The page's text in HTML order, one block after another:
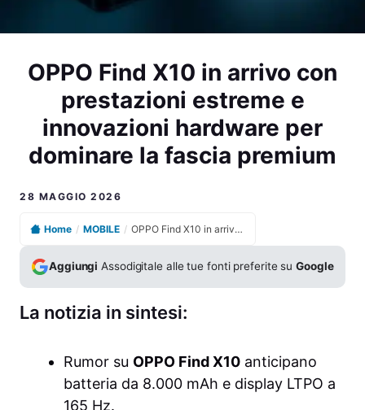
OPPO Find X10 in arrivo con
prestazioni estreme e
innovazioni hardware per
dominare la fascia premium
28 MAGGIO 2026
Home / MOBILE / OPPO Find X10 in arrivo con prestazioni estreme e innovazioni hardware per dominare la fascia premium
Aggiungi Assodigitale alle tue fonti preferite suGoogle
La notizia in sintesi:
Rumor su OPPO Find X10 anticipano
batteria da 8.000 mAh e display LTPO a
165 Hz.